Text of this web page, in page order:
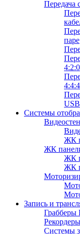
Передача
паре
4:2:0
4:4:4
USB
Системы
ЖК
ЖК
ЖК
ЖК
Запись и
Грабберы
Системы